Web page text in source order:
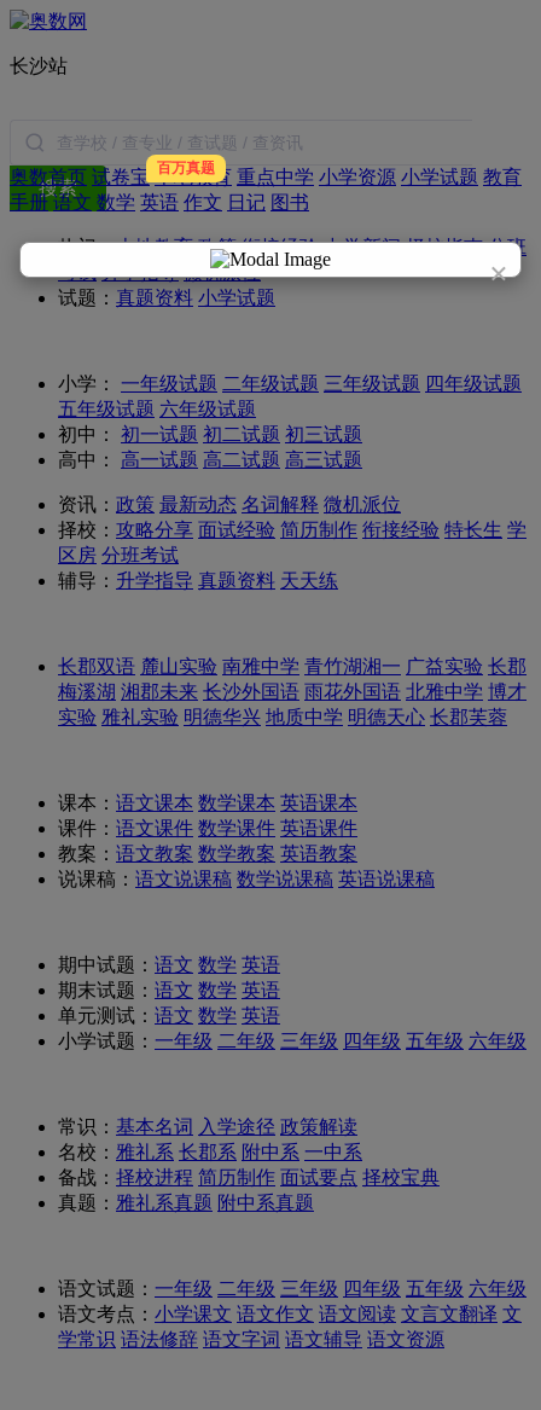
×
长沙站
搜索
奥数首页 试卷宝 百万真题
本地教育 重点中学 小学资源 小学试题 教育
手册 语文 数学 英语 作文 日记 图书
热门：本地教育 政策 衔接经验 中学新闻 择校指南 分班
考试 升学指导 微机派位
试题： 真题资料 小学试题
小学： 一年级试题 二年级试题 三年级试题 四年级试题
五年级试题 六年级试题
初中：
初一试题 初二试题 初三试题
高中：
高一试题 高二试题 高三试题
资讯： 政策 最新动态 名词解释 微机派位
择校： 攻略分享 面试经验 简历制作 衔接经验 特长生 学
区房 分班考试
辅导： 升学指导 真题资料 天天练
长郡双语 麓山实验 南雅中学 青竹湖湘一 广益实验 长郡
梅溪湖 湘郡未来 长沙外国语 雨花外国语 北雅中学 博才
实验 雅礼实验 明德华兴 地质中学 明德天心 长郡芙蓉
课本： 语文课本 数学课本 英语课本
课件： 语文课件 数学课件 英语课件
教案： 语文教案 数学教案 英语教案
说课稿： 语文说课稿 数学说课稿 英语说课稿
期中试题： 语文 数学 英语
期末试题： 语文 数学 英语
单元测试： 语文 数学 英语
小学试题： 一年级 二年级 三年级 四年级 五年级 六年级
常识： 基本名词 入学途径 政策解读
名校： 雅礼系 长郡系 附中系 一中系
备战： 择校进程 简历制作 面试要点 择校宝典
真题： 雅礼系真题 附中系真题
语文试题： 一年级 二年级 三年级 四年级 五年级 六年级
语文考点： 小学课文 语文作文 语文阅读 文言文翻译 文
学常识 语法修辞 语文字词 语文辅导 语文资源